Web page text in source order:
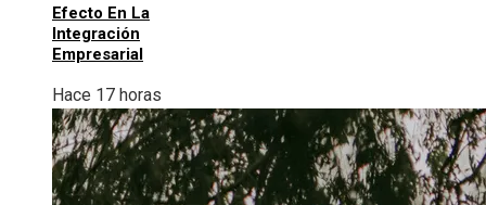
Efecto En La
Integración
Empresarial
Hace 17 horas